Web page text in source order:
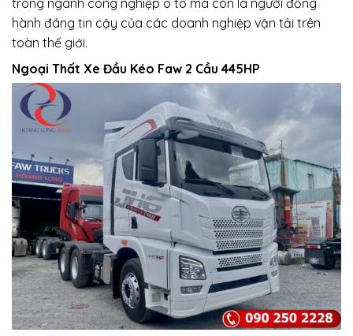
hành đáng tin cậy của các doanh nghiệp vận tải trên
toàn thế giới.
Ngoại Thất Xe Đầu Kéo Faw 2 Cầu 445HP